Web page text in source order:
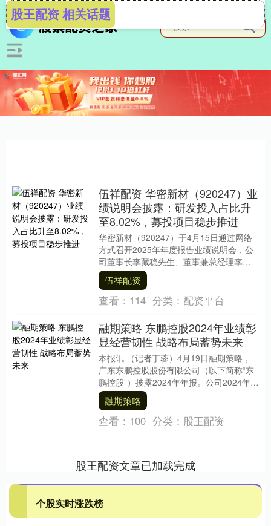
股王配资 相关话题
伍祥配资 华密新材（920247）业
绩说明会披露：研发投入占比升
至8.02%，募投项目稳步推进
华密新材（920247）于4月15日通过网络
方式召开2025年年度报告业绩说明会，公
司董事长李藏稳先生、董事兼总经理李藏
须先生、董事兼副总经理郝胜涛先生、董
事会....
伍祥配资
查看： 114 分类： 配资平台
融期策略 东鹏控股2024年业绩彰
显经营韧性 战略布局蓄势未来
本报讯 （记者丁蓉）4月19日融期策略，
广东东鹏控股股份有限公司（以下简称“东
鹏控股”）披露2024年年报。公司2024年度
实现营业总收入64.69亿元，其中，....
融期策略
查看： 100 分类： 股王配资
股王配资文章已加载完成
个股实时涨跌榜